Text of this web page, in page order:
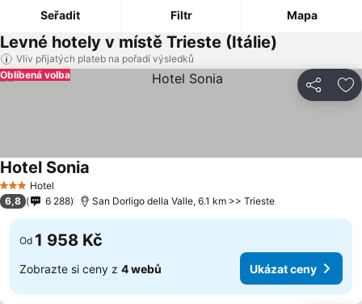
Seřadit Filtr Mapa
Levné hotely v místě Trieste (Itálie)
Vliv přijatých plateb na pořadí výsledků
Sdílet
Oblíbená volba
3 Počet hvězdiček
Hotel
Hotel Sonia
6,8 6 288 San Dorligo della Valle, 6.1 km >> Trieste
Od 1 958 Kč
Zobrazte si ceny z 4 webů Ukázat ceny